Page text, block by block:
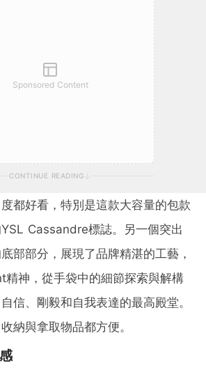
Sponsored Content
CONTINUE READING
都好看，特別是這款大容量的包款
Cassandre標誌。另一個突出
部部分，展現了品牌精湛的工藝，
神，從手袋中的細節探索與解構
信、剛毅和自我表達的最高殿堂。
納與拿取物品都方便。